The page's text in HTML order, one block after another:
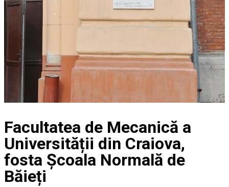
Facultatea de Mecanică a
Universității din Craiova,
fosta Școala Normală de
Băieți